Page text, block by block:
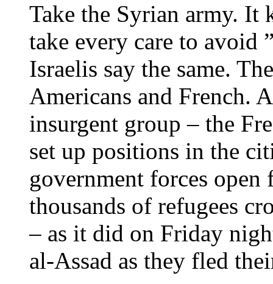
Take the Syrian army.
take every care to avoid
Israelis say the same.
Americans and French.
insurgent group – the
set up positions in the
government forces
thousands of refugees
– as it did on Friday
al-Assad as they fled